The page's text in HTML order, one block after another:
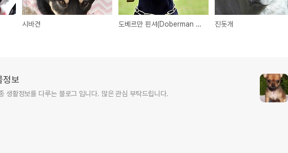
시바견 도베르만 핀셔(Doberman Pinscher) 진돗개
정보
생활정보를 다루는 블로그 입니다. 많은 관심 부탁드립니다.